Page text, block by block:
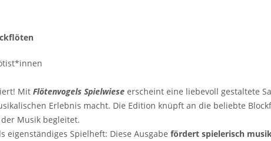
Mit Flötenvogels Spielwiese erscheint eine liebevoll gestaltete
Erlebnis macht. Die Edition knüpft an die beliebte
Musik begleitet.
eigenständiges Spielheft: Diese Ausgabe fördert spielerisch